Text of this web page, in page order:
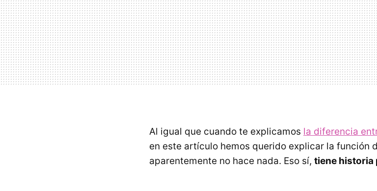
Al igual que cuando te explicamos la diferencia
en este artículo hemos querido explicar la función
aparentemente no hace nada. Eso sí, tiene historia